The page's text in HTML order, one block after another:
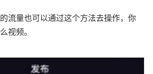
流量也可以通过这个方法去操作，你
视频。